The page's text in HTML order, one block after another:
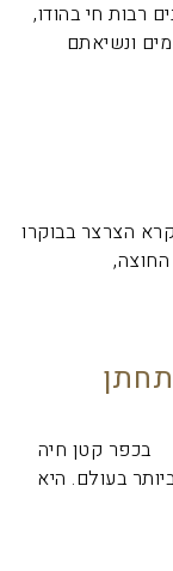
רבות חי בהודו,
ונשיאתם
הצרצר בבוקרו
בכפר קטן חיה
בעולם. היא